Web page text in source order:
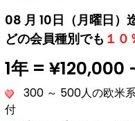
08 月 10日（月曜日）
どの会員種別でも １０
1年 = ¥120,000
300 ～ 500人の欧米
付